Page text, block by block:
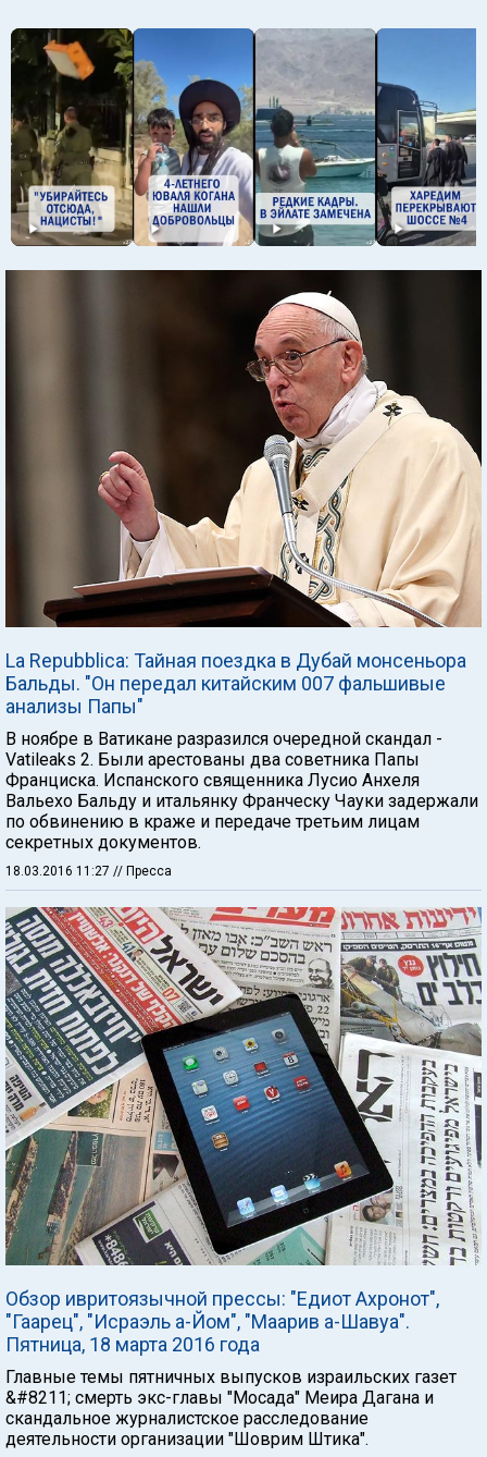
La Repubblica: Тайная поездка в Дубай монсеньора
Бальды. "Он передал китайским 007 фальшивые
анализы Папы"
В ноябре в Ватикане разразился очередной скандал -
Vatileaks 2. Были арестованы два советника Папы
Франциска. Испанского священника Лусио Анхеля
Вальехо Бальду и итальянку Франческу Чауки задержали
по обвинению в краже и передаче третьим лицам
секретных документов.
18.03.2016 11:27 // Пресса
Обзор ивритоязычной прессы: "Едиот Ахронот",
"Гаарец", "Исраэль а-Йом", "Маарив а-Шавуа".
Пятница, 18 марта 2016 года
Главные темы пятничных выпусков израильских газет
&#8211; смерть экс-главы "Мосада" Меира Дагана и
скандальное журналистское расследование
деятельности организации "Шоврим Штика".